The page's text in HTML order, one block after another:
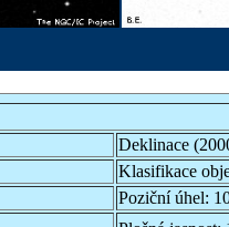
Deklinace
Klasifikace
Poziční úhel: